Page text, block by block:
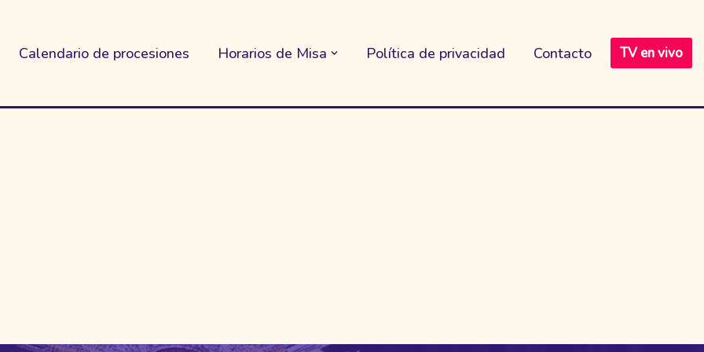
Calendario de procesiones Horarios de Misa Política de privacidad Contacto TV en vivo